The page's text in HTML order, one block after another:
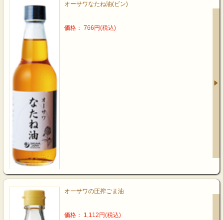
オーサワなたね油(ビン)
価格： 766円(税込)
オーサワの圧搾ごま油
価格： 1,112円(税込)